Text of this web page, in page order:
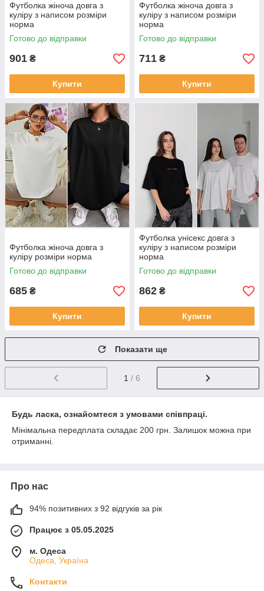
Футболка жіноча довга з
куліру з написом розміри
норма
Готово до відправки
901 ₴
Купити
Футболка жіноча довга з
куліру з написом розміри
норма
Готово до відправки
711 ₴
Купити
Футболка жіноча довга з
куліру розміри норма
Готово до відправки
685 ₴
Купити
Футболка унісекс довга з
куліру з написом розміри
норма
Готово до відправки
862 ₴
Купити
Показати ще
1 / 6
Будь ласка, ознайомтеся з умовами співпраці.
Мінімальна передплата складає 200 грн. Залишок можна при
отриманні.
Про нас
94% позитивних з 92 відгуків за рік
Працює з 05.05.2025
м. Одеса
Одеса, Україна
Контакти